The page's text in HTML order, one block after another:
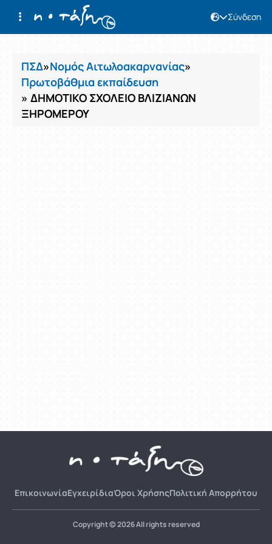
Σύνδεση
Μαθήματα
ΠΣΔ»Νομός Αιτωλοακαρνανίας»
Πρωτοβάθμια εκπαίδευση
» ΔΗΜΟΤΙΚΟ ΣΧΟΛΕΙΟ ΒΛΙΖΙΑΝΩΝ
ΞΗΡΟΜΕΡΟΥ
ΕπικοινωνίαΕγχειρίδιαΌροι ΧρήσηςΠολιτική Απορρήτου
Copyright © 2026 All rights reserved